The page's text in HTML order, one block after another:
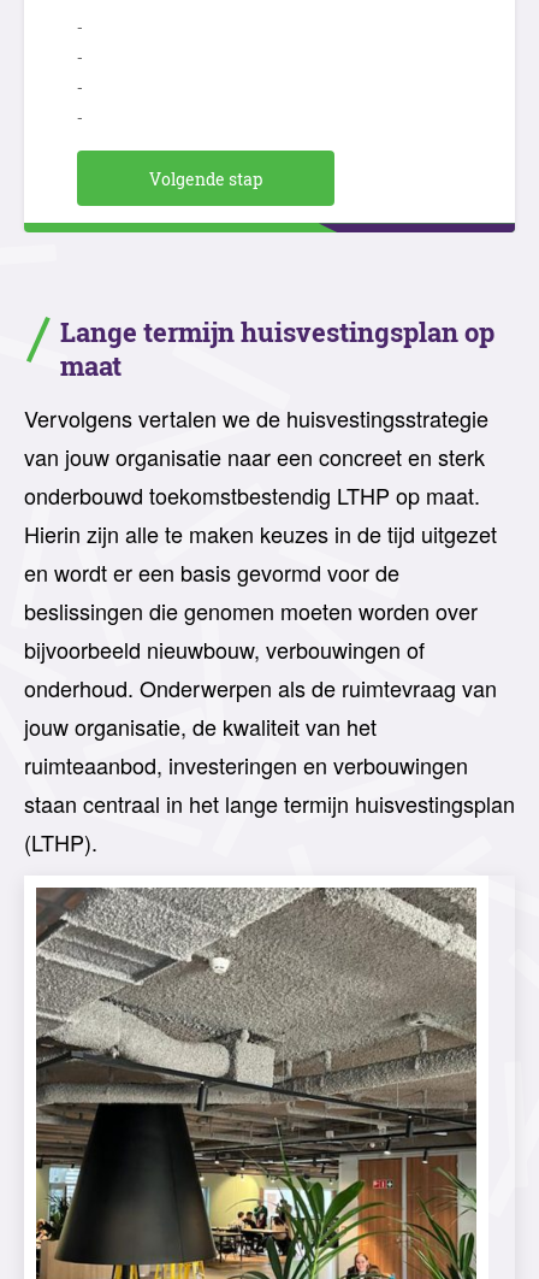
-
-
-
-
Volgende stap
Lange termijn huisvestingsplan op
maat
Vervolgens vertalen we de huisvestingsstrategie
van jouw organisatie naar een concreet en sterk
onderbouwd toekomstbestendig LTHP op maat.
Hierin zijn alle te maken keuzes in de tijd uitgezet
en wordt er een basis gevormd voor de
beslissingen die genomen moeten worden over
bijvoorbeeld nieuwbouw, verbouwingen of
onderhoud. Onderwerpen als de ruimtevraag van
jouw organisatie, de kwaliteit van het
ruimteaanbod, investeringen en verbouwingen
staan centraal in het lange termijn huisvestingsplan
(LTHP).